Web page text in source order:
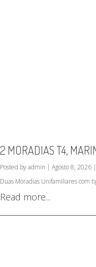
2 MORADIAS T4,
Posted by admin | Agosto 8, 2026
Duas Moradias Unifamiliares com
Read more...